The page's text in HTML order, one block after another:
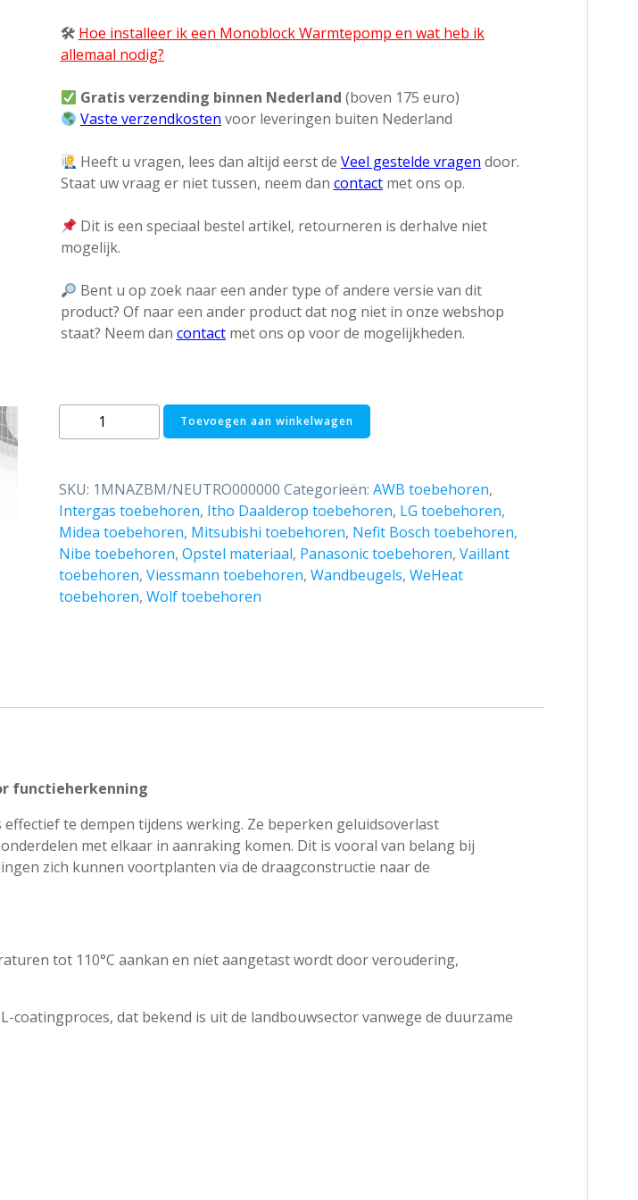
🛠 Hoe installeer ik een Monoblock Warmtepomp en wat heb ik
allemaal nodig?
Gratis verzending binnen Nederland (boven 175 euro)
Vaste verzendkosten voor leveringen buiten Nederland
Heeft u vragen, lees dan altijd eerst de Veel gestelde vragen door.
Staat uw vraag er niet tussen, neem dan contactmet ons op.
Dit is een speciaal bestel artikel, retourneren is derhalve niet
mogelijk.
Bent u op zoek naar een ander type of andere versie van dit
product? Of naar een ander product dat nog niet in onze webshop
staat? Neem dan contactmet ons op voor de mogelijkheden.
Trillingsdemperset
tot
-
M8
aantal
Toevoegen aan winkelwagen
SKU: 1MNAZBM/NEUTRO000000 Categorieën: AWB toebehoren,
Intergas toebehoren, Itho Daalderop toebehoren, LG toebehoren,
Midea toebehoren, Mitsubishi toebehoren, Nefit Bosch toebehoren,
Nibe toebehoren, Opstel materiaal, Panasonic toebehoren, Vaillant
toebehoren, Viessmann toebehoren, Wandbeugels, WeHeat
toebehoren, Wolf toebehoren
functieherkenning
te dempen tijdens werking. Ze beperken geluidsoverlast
met elkaar in aanraking komen. Dit is vooral van belang bij
zich kunnen voortplanten via de draagconstructie naar de
tot 110°C aankan en niet aangetast wordt door veroudering,
coatingproces, dat bekend is uit de landbouwsector vanwege de duurzame